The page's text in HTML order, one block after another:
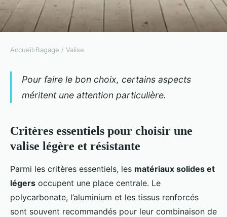
BAGAGE / VALISE
Top des valises légères et
résistantes pour voyager sans
Gregory• 29 juin 2025•11 min de lecture
Accueil›Bagage / Valise
Pour faire le bon choix, certains aspects
méritent une attention particulière.
Critères essentiels pour choisir une
valise légère et résistante
Parmi les critères essentiels, les matériaux solides et
légers occupent une place centrale. Le
polycarbonate, l’aluminium et les tissus renforcés
sont souvent recommandés pour leur combinaison de